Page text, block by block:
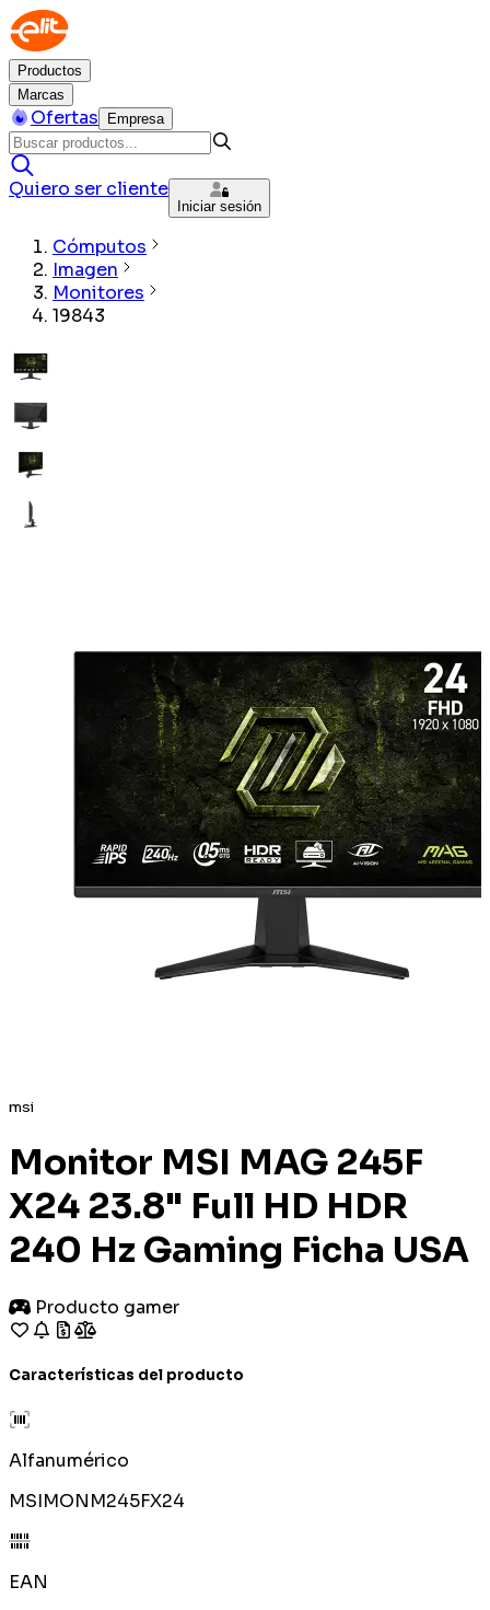
Productos
Marcas
Ofertas Empresa
Quiero ser cliente
Iniciar sesión
Cómputos
Imagen
Monitores
19843
msi
Monitor MSI MAG 245F
X24 23.8" Full HD HDR
240 Hz Gaming Ficha USA
Producto gamer
Características del producto
Alfanumérico
MSIMONM245FX24
EAN